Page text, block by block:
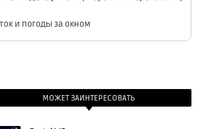
и погоды за окном
МОЖЕТ ЗАИНТЕРЕСОВАТЬ